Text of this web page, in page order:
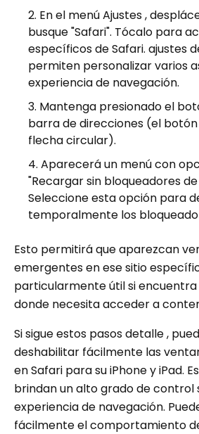
En el menú Ajustes ,
busque "Safari". Tócalo para
específicos de Safari. ajustes
permiten personalizar varios
experiencia de navegación.
Mantenga presionado el
barra de direcciones (el
flecha circular).
Aparecerá un menú con
"Recargar sin bloqueadores
Seleccione esta opción para
temporalmente los
Esto permitirá que aparezcan
emergentes en ese sitio
particularmente útil si encuentra
donde necesita acceder a
Si sigue estos pasos detalle ,
deshabilitar fácilmente las
en Safari para su iPhone y iPad.
brindan un alto grado de control
experiencia de navegación.
fácilmente el comportamiento